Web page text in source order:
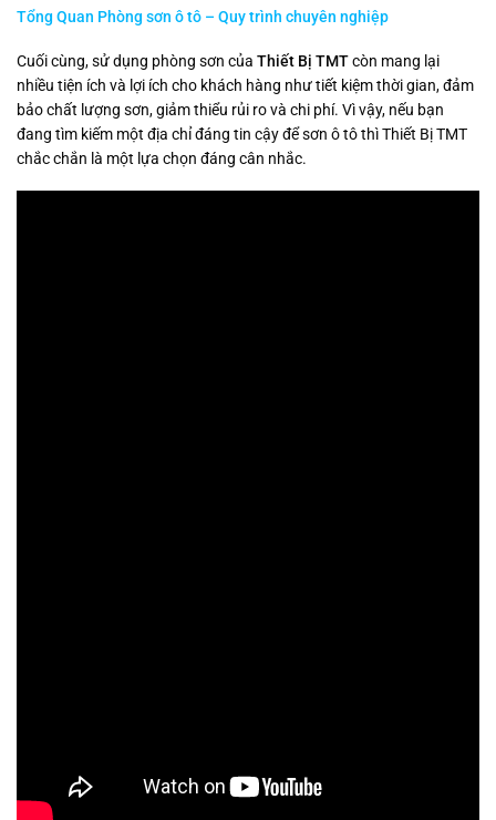
Tổng Quan Phòng sơn ô tô – Quy trình chuyên nghiệp
Cuối cùng, sử dụng phòng sơn của Thiết Bị TMTcòn mang lại
nhiều tiện ích và lợi ích cho khách hàng như tiết kiệm thời gian, đảm
bảo chất lượng sơn, giảm thiểu rủi ro và chi phí. Vì vậy, nếu bạn
đang tìm kiếm một địa chỉ đáng tin cậy để sơn ô tô thì Thiết Bị TMT
chắc chắn là một lựa chọn đáng cân nhắc.